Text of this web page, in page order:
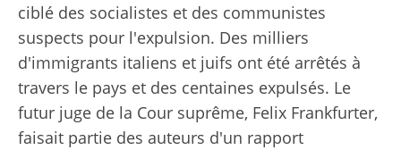
ciblé des socialistes et des communistes
suspects pour l'expulsion. Des milliers
d'immigrants italiens et juifs ont été arrêtés à
travers le pays et des centaines expulsés. Le
futur juge de la Cour suprême, Felix Frankfurter,
faisait partie des auteurs d'un rapport